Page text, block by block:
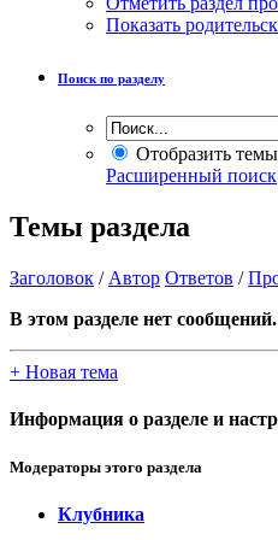
Показать
Поиск по разделу
Отобразить темы
Расширенный поиск
Темы раздела
Заголовок / Автор Ответов /
В этом разделе нет сообщений.
+ Новая тема
Информация о разделе и
Модераторы этого раздела
Клубника